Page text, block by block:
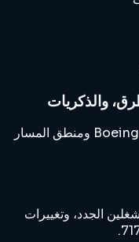
استخدم هذا كخيط ثابت لتاريخ مشغل Boeing 717 ومنطق المسار
الجدد، وتغييرات